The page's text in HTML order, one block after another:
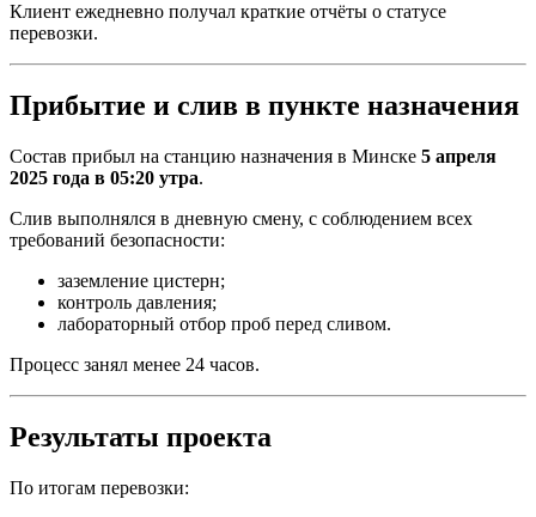
Клиент ежедневно получал краткие отчёты о статусе
перевозки.
Прибытие и слив в пункте назначения
Состав прибыл на станцию назначения в Минске 5 апреля
2025 года в 05:20 утра.
Слив выполнялся в дневную смену, с соблюдением всех
требований безопасности:
заземление цистерн;
контроль давления;
лабораторный отбор проб перед сливом.
Процесс занял менее 24 часов.
Результаты проекта
По итогам перевозки: